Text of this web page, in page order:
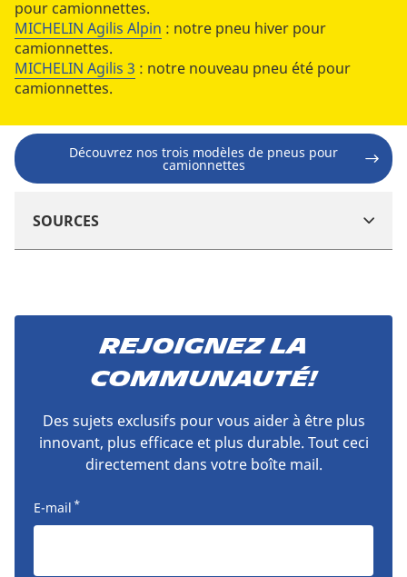
pour camionnettes.
MICHELIN Agilis Alpin : notre pneu hiver pour
camionnettes.
MICHELIN Agilis 3 : notre nouveau pneu été pour
camionnettes.
Découvrez nos trois modèles de pneus pour
camionnettes
SOURCES
Rejoignez la
communauté!
Des sujets exclusifs pour vous aider à être plus
innovant, plus efficace et plus durable. Tout ceci
directement dans votre boîte mail.
E-mail *